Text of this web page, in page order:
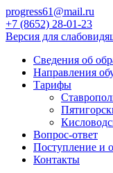
progress61@mail.ru
+7 (8652) 28-01-23
Версия для
Сведения об
Направления
Тарифы
Вопрос-ответ
Поступление и
Контакты